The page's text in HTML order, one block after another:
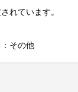
れています。
その他